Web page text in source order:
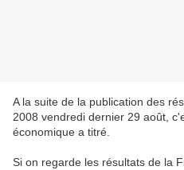
A la suite de la publication des
2008 vendredi dernier 29 août,
économique a titré.
Si on regarde les résultats de la